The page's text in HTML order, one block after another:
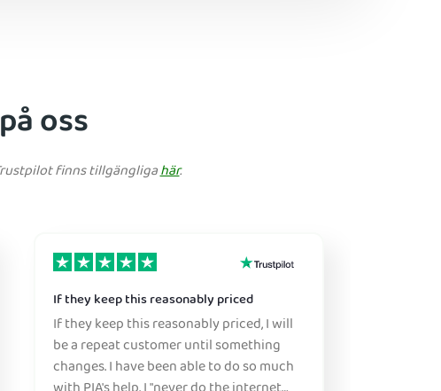
oss
finns tillgängligahär.
If they keep this reasonably priced
If they keep this reasonably priced, I will
be a repeat customer until something
changes. I have been able to do so much